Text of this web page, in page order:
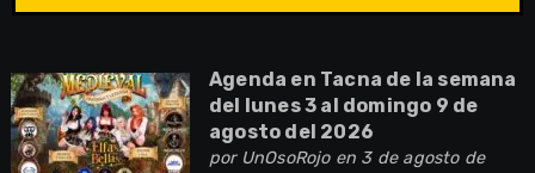
Agenda en Tacna de la semana
del lunes 3 al domingo 9 de
agosto del 2026
por UnOsoRojoen 3 de agosto de